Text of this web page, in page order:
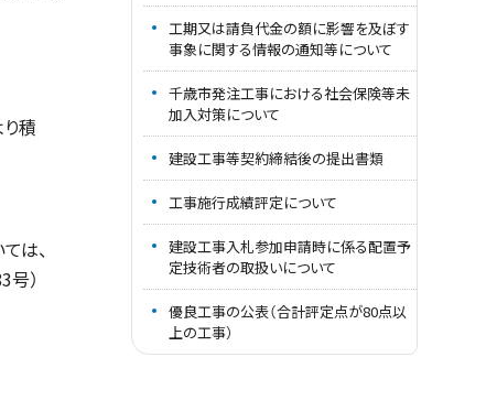
積
は、
）
工期又は請負代金の額に影響を及ぼす
事象に関する情報の通知等について
千歳市発注工事における社会保険等未
加入対策について
建設工事等契約締結後の提出書類
工事施行成績評定について
建設工事入札参加申請時に係る配置予
定技術者の取扱いについて
優良工事の公表（合計評定点が80点以
上の工事）